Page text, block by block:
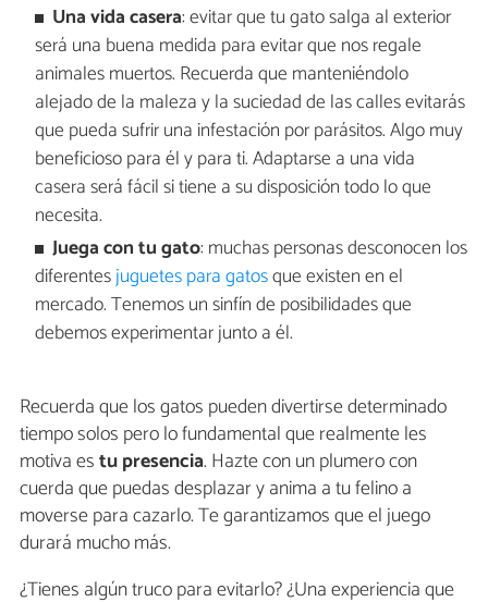
Una vida casera: evitar que tu gato salga al exterior
será una buena medida para evitar que nos regale
animales muertos. Recuerda que manteniéndolo
alejado de la maleza y la suciedad de las calles evitarás
que pueda sufrir una infestación por parásitos. Algo muy
beneficioso para él y para ti. Adaptarse a una vida
casera será fácil si tiene a su disposición todo lo que
necesita.
Juega con tu gato: muchas personas desconocen los
diferentesjuguetes para gatosque existen en el
mercado. Tenemos un sinfín de posibilidades que
debemos experimentar junto a él.
Recuerda que los gatos pueden divertirse determinado
tiempo solos pero lo fundamental que realmente les
motiva estu presencia. Hazte con un plumero con
cuerda que puedas desplazar y anima a tu felino a
moverse para cazarlo. Te garantizamos que el juego
durará mucho más.
¿Tienes algún truco para evitarlo? ¿Una experiencia que